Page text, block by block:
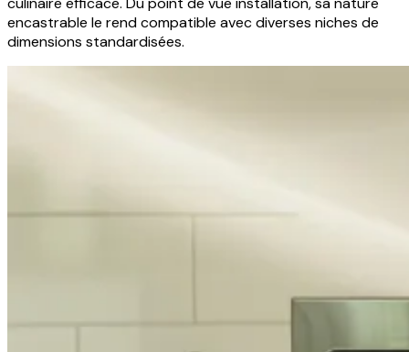
encastrable le rend compatible avec diverses niches de
dimensions standardisées.